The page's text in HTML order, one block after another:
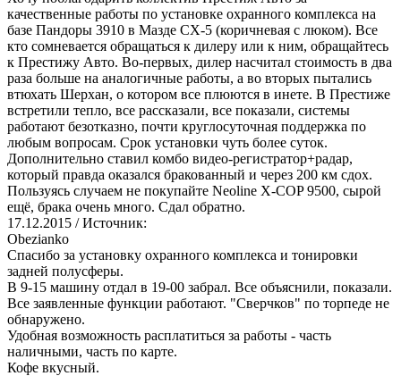
качественные работы по установке охранного комплекса на
базе Пандоры 3910 в Мазде СХ-5 (коричневая с люком). Все
кто сомневается обращаться к дилеру или к ним, обращайтесь
к Престижу Авто. Во-первых, дилер насчитал стоимость в два
раза больше на аналогичные работы, а во вторых пытались
втюхать Шерхан, о котором все плюются в инете. В Престиже
встретили тепло, все рассказали, все показали, системы
работают безотказно, почти круглосуточная поддержка по
любым вопросам. Срок установки чуть более суток.
Дополнительно ставил комбо видео-регистратор+радар,
который правда оказался бракованный и через 200 км сдох.
Пользуясь случаем не покупайте Neoline X-COP 9500, сырой
ещё, брака очень много. Сдал обратно.
17.12.2015 / Источник:
Obezianko
Спасибо за установку охранного комплекса и тонировки
задней полусферы.
В 9-15 машину отдал в 19-00 забрал. Все объяснили, показали.
Все заявленные функции работают. "Сверчков" по торпеде не
обнаружено.
Удобная возможность расплатиться за работы - часть
наличными, часть по карте.
Кофе вкусный.